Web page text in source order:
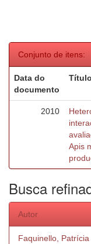
Conjunto de itens:
Data do
documento
Título
2010
Apis
Busca
Autor
Faquinello, Patrícia